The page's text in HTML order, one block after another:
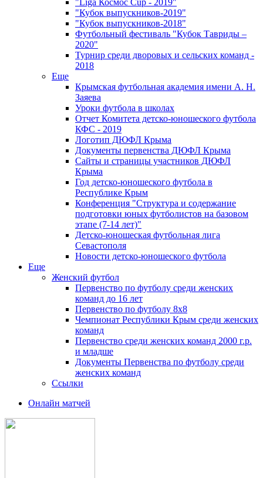
"Liga Космос Cup - 2019"
"Кубок выпускников-2019"
"Кубок выпускников-2018"
Футбольный фестиваль "Кубок Тавриды –
2020"
Турнир среди дворовых и сельских команд -
2018
Еще
Крымская футбольная академия имени А. Н.
Заяева
Уроки футбола в школах
Отчет Комитета детско-юношеского футбола
КФС - 2019
Логотип ДЮФЛ Крыма
Документы первенства ДЮФЛ Крыма
Сайты и страницы участников ДЮФЛ
Крыма
Год детско-юношеского футбола в
Республике Крым
Конференция "Структура и содержание
подготовки юных футболистов на базовом
этапе (7-14 лет)"
Детско-юношеская футбольная лига
Севастополя
Новости детско-юношеского футбола
Еще
Женский футбол
Первенство по футболу среди женских
команд до 16 лет
Первенство по футболу 8х8
Чемпионат Республики Крым среди женских
команд
Первенство среди женских команд 2000 г.р.
и младше
Документы Первенства по футболу среди
женских команд
Ссылки
Онлайн матчей